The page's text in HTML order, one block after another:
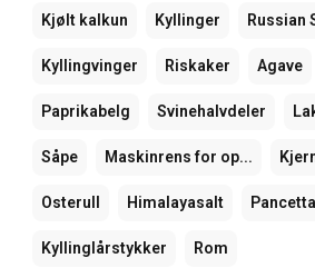
Kjølt kalkun Kyllinger Russian
Kyllingvinger Riskaker Agave
Paprikabelg Svinehalvdeler
Såpe Maskinrens for op...
Osterull Himalayasalt Pancetta
Kyllinglårstykker Rom